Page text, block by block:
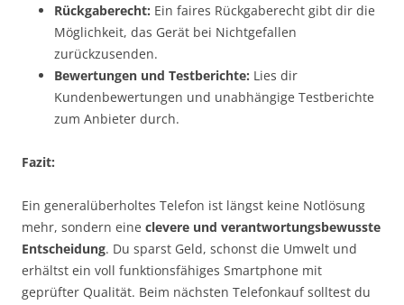
Rückgaberecht: Ein faires Rückgaberecht gibt dir die
Möglichkeit, das Gerät bei Nichtgefallen
zurückzusenden.
Bewertungen und Testberichte: Lies dir
Kundenbewertungen und unabhängige Testberichte
zum Anbieter durch.
Fazit:
Ein generalüberholtes Telefon ist längst keine Notlösung
mehr, sondern eine clevere und verantwortungsbewusste
Entscheidung. Du sparst Geld, schonst die Umwelt und
erhältst ein voll funktionsfähiges Smartphone mit
geprüfter Qualität. Beim nächsten Telefonkauf solltest du